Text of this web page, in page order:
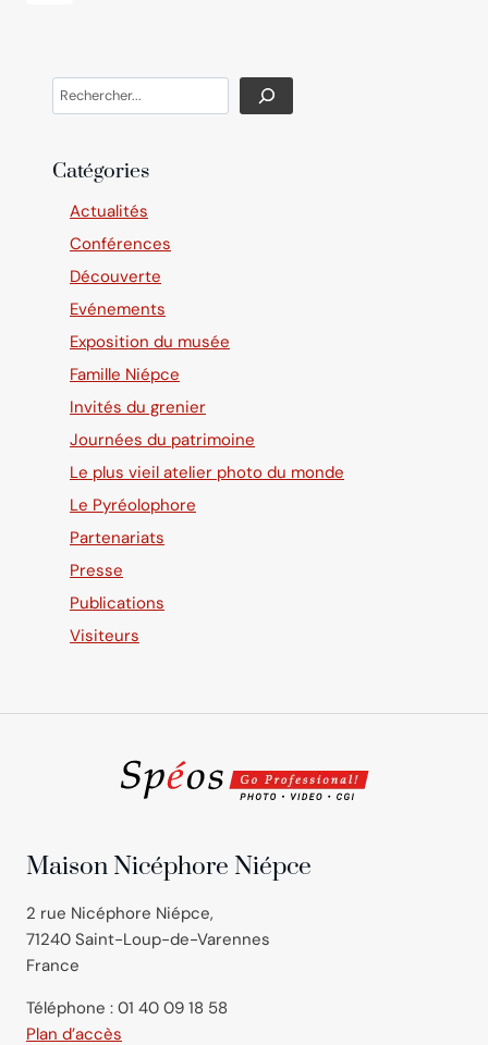
Search
Catégories
Actualités
Conférences
Découverte
Evénements
Exposition du musée
Famille Niépce
Invités du grenier
Journées du patrimoine
Le plus vieil atelier photo du monde
Le Pyréolophore
Partenariats
Presse
Publications
Visiteurs
Maison Nicéphore Niépce
2 rue Nicéphore Niépce,
71240 Saint-Loup-de-Varennes
France
Téléphone : 01 40 09 18 58
Plan d’accès